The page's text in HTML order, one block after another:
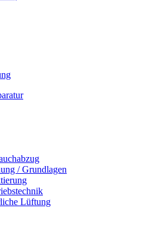
/ Grundlagen
Lüftung